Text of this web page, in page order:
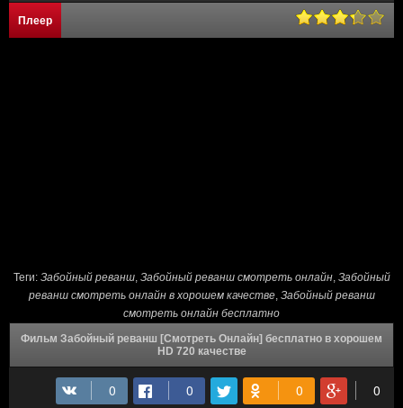
Плеер
Теги: Забойный реванш, Забойный реванш смотреть онлайн, Забойный
реванш смотреть онлайн в хорошем качестве, Забойный реванш
смотреть онлайн бесплатно
Фильм Забойный реванш [Смотреть Онлайн] бесплатно в хорошем
HD 720 качестве